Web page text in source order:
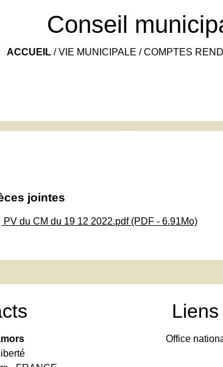
Conseil
ACCUEIL /VIE MUNICIPALE /COMPTES
jointes
PV du CM du 19 12 2022.pdf (PDF - 6.91Mo)
Liens
Office